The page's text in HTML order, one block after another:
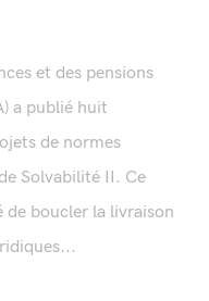
et des pensions
a publié huit
de normes
Solvabilité II. Ce
boucler la livraison